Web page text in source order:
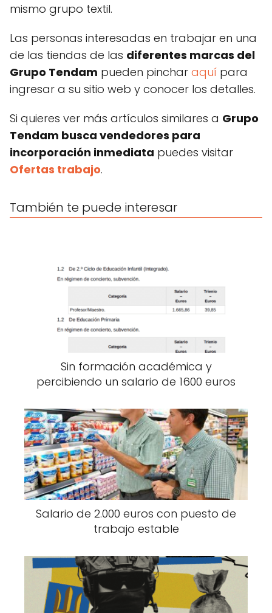
mismo grupo textil.
Las personas interesadas en trabajar en una
de las tiendas de las diferentes marcas del
Grupo Tendam pueden pinchar aquí para
ingresar a su sitio web y conocer los detalles.
Si quieres ver más artículos similares a Grupo
Tendam busca vendedores para
incorporación inmediata puedes visitar
Ofertas trabajo.
También te puede interesar
Sin formación académica y
percibiendo un salario de 1600 euros
Salario de 2.000 euros con puesto de
trabajo estable